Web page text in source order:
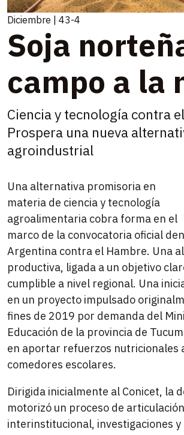
Diciembre | 43-4
Soja
campo a la
Ciencia y tecnología contra
Prospera una nueva
agroindustrial
Una alternativa promisoria en
materia de ciencia y tecnología
agroalimentaria cobra forma en el
marco de la convocatoria oficial
Argentina contra el Hambre. Una
productiva, ligada a un objetivo
cumplible a nivel regional. Una
en un proyecto impulsado
fines de 2019 por demanda del
Educación de la provincia de
en aportar refuerzos nutricionales
comedores escolares.
Dirigida inicialmente al Conicet, la
motorizó un proceso de articulación
interinstitucional, investigaciones